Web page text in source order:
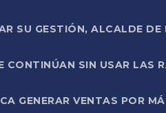
SU GESTIÓN, ALCALDE
CONTINÚAN SIN USAR LAS
GENERAR VENTAS POR